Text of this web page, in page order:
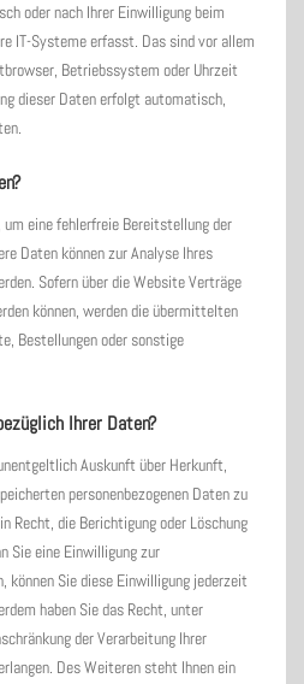
oder nach Ihrer Einwilligung beim
IT-Systeme erfasst. Das sind vor allem
Betriebssystem oder Uhrzeit
dieser Daten erfolgt automatisch,
um eine fehlerfreie Bereitstellung der
Daten können zur Analyse Ihres
Sofern über die Website Verträge
können, werden die übermittelten
Bestellungen oder sonstige
Ihrer Daten?
Auskunft über Herkunft,
personenbezogenen Daten zu
Recht, die Berichtigung oder Löschung
Sie eine Einwilligung zur
können Sie diese Einwilligung jederzeit
haben Sie das Recht, unter
der Verarbeitung Ihrer
Des Weiteren steht Ihnen ein